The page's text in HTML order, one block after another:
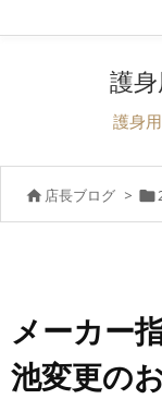
護
護身
 店長ブログ > 
メーカー
池変更の